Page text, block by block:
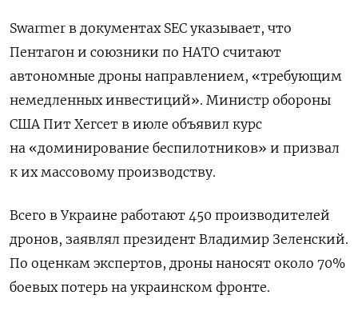
Swarmer в документах SEC указывает, что
Пентагон и союзники по НАТО считают
автономные дроны направлением, «требующим
немедленных инвестиций». Министр обороны
США Пит Хегсет в июле объявил курс
на «доминирование беспилотников» и призвал
к их массовому производству.
Всего в Украине работают 450 производителей
дронов, заявлял президент Владимир Зеленский.
По оценкам экспертов, дроны наносят около 70%
боевых потерь на украинском фронте.